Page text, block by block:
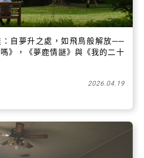
自夢升之處，如飛鳥般解放──
》，《夢鹿情謎》與《我的二十
2026.04.19